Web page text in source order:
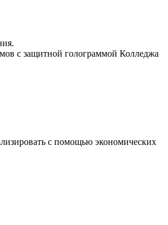
с защитной голограммой Колледжа
с помощью экономических